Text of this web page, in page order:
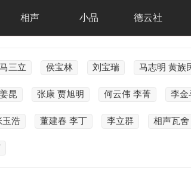
相声 小品 德云社
马三立 侯宝林 刘宝瑞 马志明 黄族
姜昆 张康 贾旭明 何云伟 李菁 李金
玉浩 董建春 李丁 李立群 相声瓦舍